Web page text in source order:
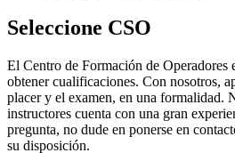
Seleccione CSO
El Centro de Formación de Operadores
obtener cualificaciones. Con nosotros,
placer y el examen, en una formalidad.
instructores cuenta con una gran
pregunta, no dude en ponerse en
su disposición.